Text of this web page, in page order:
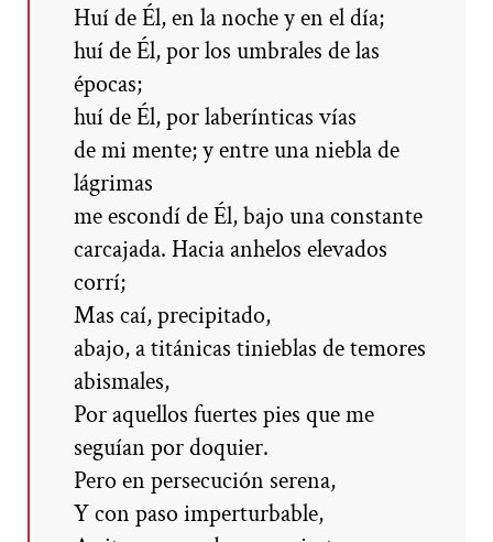
Huí de Él, en la noche y en el día;
huí de Él, por los umbrales de las
épocas;
huí de Él, por laberínticas vías
de mi mente; y entre una niebla de
lágrimas
me escondí de Él, bajo una constante
carcajada. Hacia anhelos elevados
corrí;
Mas caí, precipitado,
abajo, a titánicas tinieblas de temores
abismales,
Por aquellos fuertes pies que me
seguían por doquier.
Pero en persecución serena,
Y con paso imperturbable,